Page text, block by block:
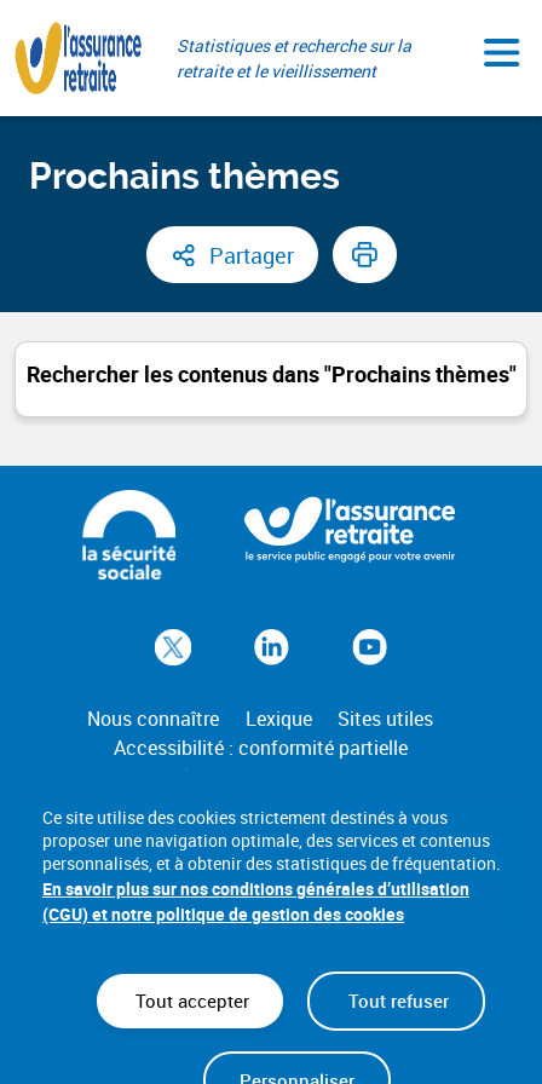
au
contenu
Statistiques et recherche sur la
retraite et le vieillissement
Prochains thèmes
Partager
Rechercher les contenus dans "Prochains thèmes"
Nous connaître Lexique
Sites utiles
Accessibilité : conformité partielle
Mentions légales
Ce site utilise des cookies strictement destinés à vous
proposer une navigation optimale, des services et contenus
personnalisés, et à obtenir des statistiques de fréquentation.
En savoir plus sur nos conditions générales d’utilisation
(CGU) et notre politique de gestion des cookies
Tout accepter Tout refuser